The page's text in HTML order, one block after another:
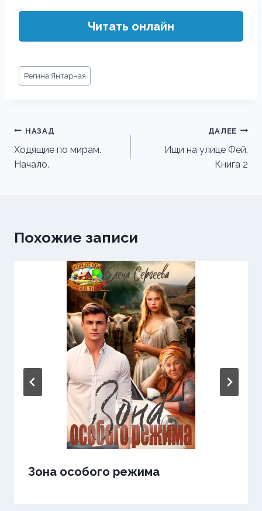
Читать онлайн
Метки
записи:
Регина Янтарная
Навигация
по
записям
НАЗАД
Ходящие по мирам.
Начало.
ДАЛЕЕ
Ищи на улице Фей.
Книга 2
Похожие записи
Зона особого режима